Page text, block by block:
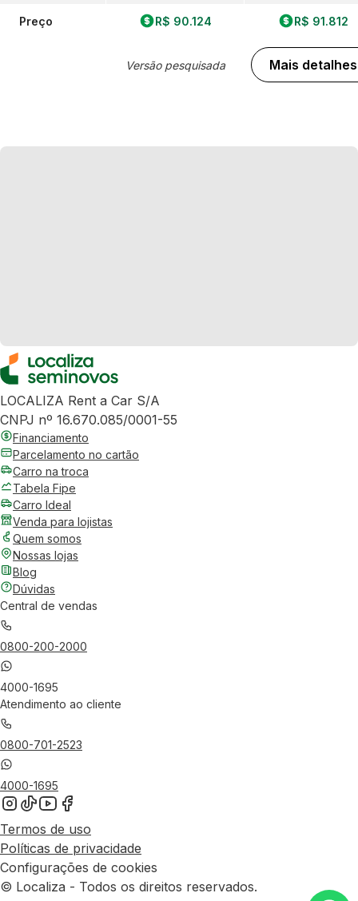
Preço R$ 90.124
Versão pesquisada
R$ 91.812
Mais detalhes
LOCALIZA Rent a Car S/A
CNPJ nº 16.670.085/0001-55
Financiamento
Parcelamento no cartão
Carro na troca
Tabela Fipe
Carro Ideal
Venda para lojistas
Quem somos
Nossas lojas
Blog
Dúvidas
Central de vendas
0800-200-2000
4000-1695
Atendimento ao cliente
0800-701-2523
4000-1695
Termos de uso
Políticas de privacidade
Configurações de cookies
© Localiza - Todos os direitos reservados.